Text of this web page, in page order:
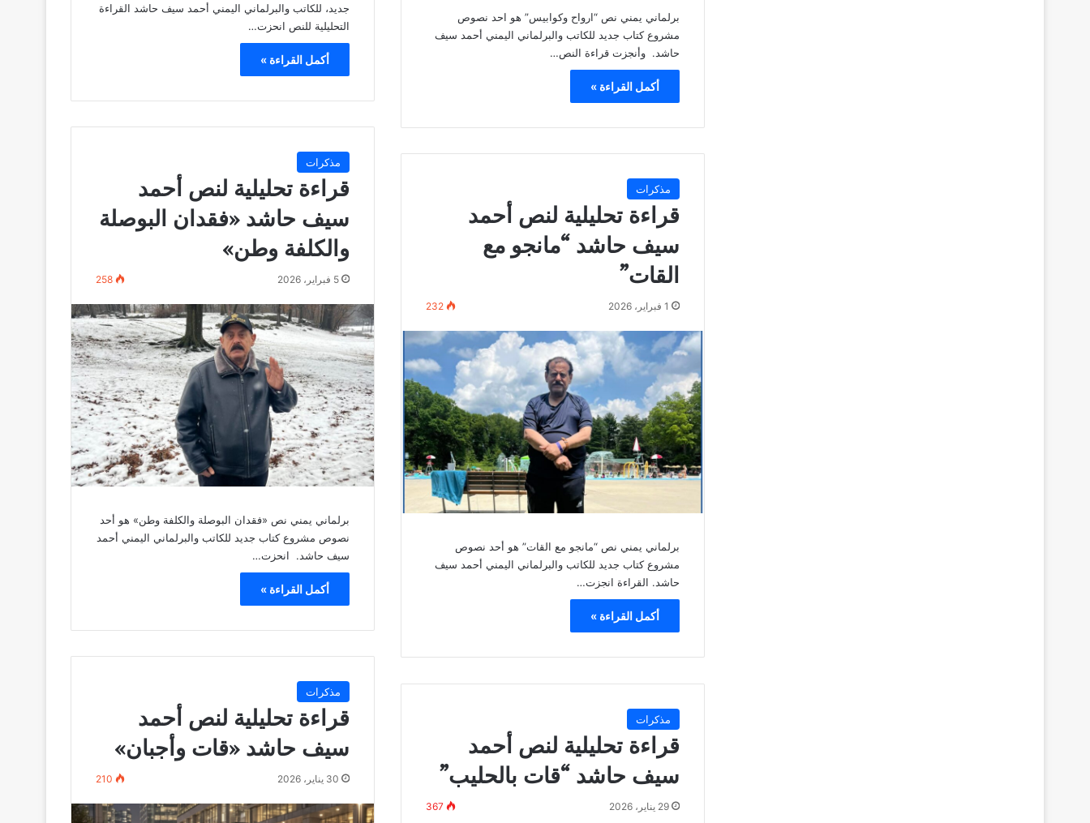
برلماني يمني نص “ارواح وكوابيس” هو احد نصوص
مشروع كتاب جديد للكاتب والبرلماني اليمني أحمد سيف
حاشد. وأنجزت قراءة النص…
أكمل القراءة »
جديد، للكاتب والبرلماني اليمني أحمد سيف حاشد القراءة
التحليلية للنص انحزت…
أكمل القراءة »
مذكرات
قراءة تحليلية لنص أحمد
سيف حاشد «فقدان البوصلة
والكلفة وطن»
5 فبراير، 2026 258
برلماني يمني نص «فقدان البوصلة والكلفة وطن» هو أحد
نصوص مشروع كتاب جديد للكاتب والبرلماني اليمني أحمد
سيف حاشد. انحزت…
أكمل القراءة »
مذكرات
قراءة تحليلية لنص أحمد
سيف حاشد “مانجو مع
القات”
1 فبراير، 2026 232
برلماني يمني نص “مانجو مع القات” هو أحد نصوص
مشروع كتاب جديد للكاتب والبرلماني اليمني أحمد سيف
حاشد. القراءة انجزت…
أكمل القراءة »
مذكرات
قراءة تحليلية لنص أحمد
سيف حاشد «قات وأجبان»
30 يناير، 2026 210
مذكرات
قراءة تحليلية لنص أحمد
سيف حاشد “قات بالحليب”
29 يناير، 2026 367